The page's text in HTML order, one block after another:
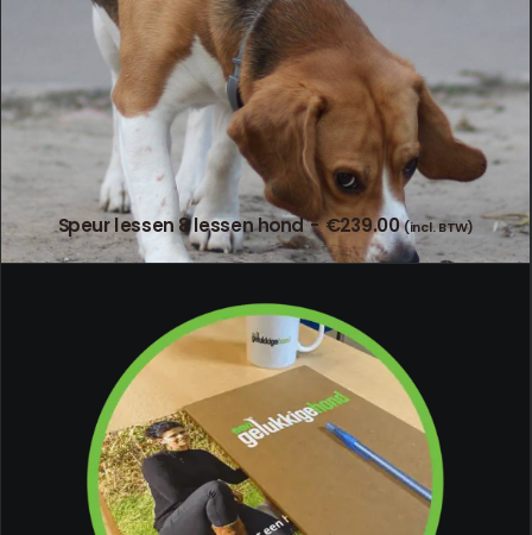
Speur lessen 8 lessen hond €239.00 (incl. BTW)
TOEVOEGEN AAN WINKELWAGEN